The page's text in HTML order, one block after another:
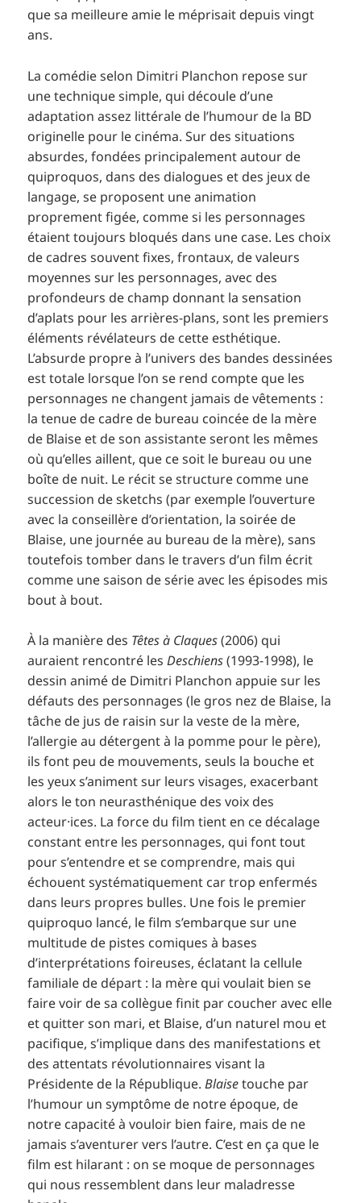
que sa meilleure amie le méprisait depuis vingt
ans.
La comédie selon Dimitri Planchon repose sur
une technique simple, qui découle d’une
adaptation assez littérale de l’humour de la BD
originelle pour le cinéma. Sur des situations
absurdes, fondées principalement autour de
quiproquos, dans des dialogues et des jeux de
langage, se proposent une animation
proprement figée, comme si les personnages
étaient toujours bloqués dans une case. Les choix
de cadres souvent fixes, frontaux, de valeurs
moyennes sur les personnages, avec des
profondeurs de champ donnant la sensation
d’aplats pour les arrières-plans, sont les premiers
éléments révélateurs de cette esthétique.
L’absurde propre à l’univers des bandes dessinées
est totale lorsque l’on se rend compte que les
personnages ne changent jamais de vêtements :
la tenue de cadre de bureau coincée de la mère
de Blaise et de son assistante seront les mêmes
où qu’elles aillent, que ce soit le bureau ou une
boîte de nuit. Le récit se structure comme une
succession de sketchs (par exemple l’ouverture
avec la conseillère d’orientation, la soirée de
Blaise, une journée au bureau de la mère), sans
toutefois tomber dans le travers d’un film écrit
comme une saison de série avec les épisodes mis
bout à bout.
À la manière des Têtes à Claques(2006) qui
auraient rencontré lesDeschiens(1993-1998), le
dessin animé de Dimitri Planchon appuie sur les
défauts des personnages (le gros nez de Blaise, la
tâche de jus de raisin sur la veste de la mère,
l’allergie au détergent à la pomme pour le père),
ils font peu de mouvements, seuls la bouche et
les yeux s’animent sur leurs visages, exacerbant
alors le ton neurasthénique des voix des
acteur·ices. La force du film tient en ce décalage
constant entre les personnages, qui font tout
pour s’entendre et se comprendre, mais qui
échouent systématiquement car trop enfermés
dans leurs propres bulles. Une fois le premier
quiproquo lancé, le film s’embarque sur une
multitude de pistes comiques à bases
d’interprétations foireuses, éclatant la cellule
familiale de départ : la mère qui voulait bien se
faire voir de sa collègue finit par coucher avec elle
et quitter son mari, et Blaise, d’un naturel mou et
pacifique, s’implique dans des manifestations et
des attentats révolutionnaires visant la
Présidente de la République.Blaisetouche par
l’humour un symptôme de notre époque, de
notre capacité à vouloir bien faire, mais de ne
jamais s’aventurer vers l’autre. C’est en ça que le
film est hilarant : on se moque de personnages
qui nous ressemblent dans leur maladresse